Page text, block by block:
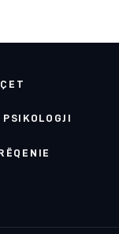
PSIKOLOGJI